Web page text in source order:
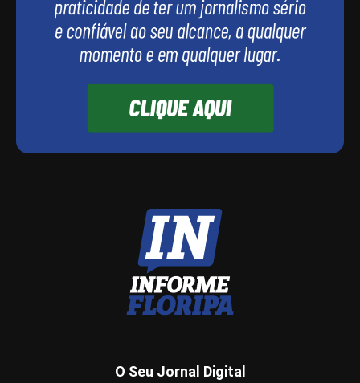
O Seu Jornal Digital